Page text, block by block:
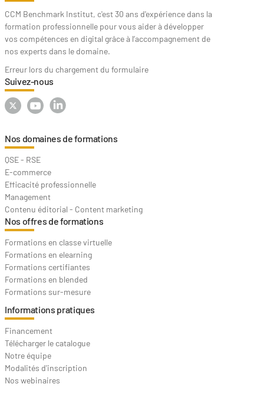
CCM Benchmark Institut, c'est 30 ans d'expérience dans la
formation professionnelle pour vous aider à développer
vos compétences en digital grâce à l’accompagnement de
nos experts dans le domaine.
Erreur lors du chargement du formulaire
Suivez-nous
Nos domaines de formations
QSE - RSE
E-commerce
Efficacité professionnelle
Management
Contenu éditorial - Content marketing
Nos offres de formations
Formations en classe virtuelle
Formations en elearning
Formations certifiantes
Formations en blended
Formations sur-mesure
Informations pratiques
Financement
Télécharger le catalogue
Notre équipe
Modalités d'inscription
Nos webinaires